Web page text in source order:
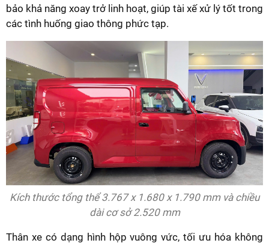
bảo khả năng xoay trở linh hoạt, giúp tài xế xử lý tốt trong
các tình huống giao thông phức tạp.
Kích thước tổng thể 3.767 x 1.680 x 1.790 mm và chiều
dài cơ sở 2.520 mm
Thân xe có dạng hình hộp vuông vức, tối ưu hóa không